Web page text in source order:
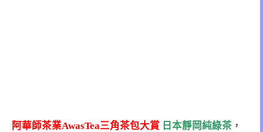
阿華師茶業AwasTea三角茶包大賞 日本靜岡純綠茶 ，